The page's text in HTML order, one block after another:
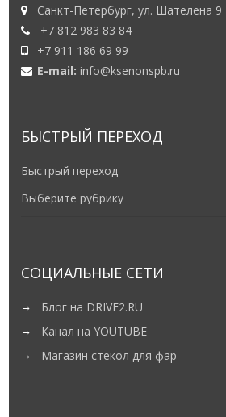
Санкт-Петербург, ул. Шателена 9
+7 812 983 83 84
+7 911 186 69 99
E-mail:info@ksenonspb.ru
БЫСТРЫЙ ПЕРЕХОД
Быстрый переход
СОЦИАЛЬНЫЕ СЕТИ
Блог на DRIVE2.RU
Канал на YOUTUBE
Магазин стекол для фар